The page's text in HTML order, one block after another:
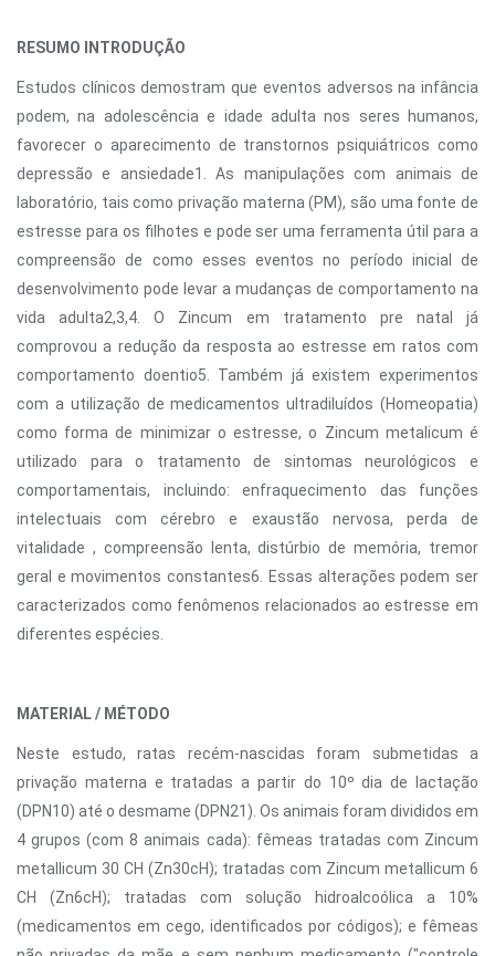
RESUMO INTRODUÇÃO
Estudos clínicos demostram que eventos adversos na infância
podem, na adolescência e idade adulta nos seres humanos,
favorecer o aparecimento de transtornos psiquiátricos como
depressão e ansiedade1. As manipulações com animais de
laboratório, tais como privação materna (PM), são uma fonte de
estresse para os filhotes e pode ser uma ferramenta útil para a
compreensão de como esses eventos no período inicial de
desenvolvimento pode levar a mudanças de comportamento na
vida adulta2,3,4. O Zincum em tratamento pre natal já
comprovou a redução da resposta ao estresse em ratos com
comportamento doentio5. Também já existem experimentos
com a utilização de medicamentos ultradiluídos (Homeopatia)
como forma de minimizar o estresse, o Zincum metalicum é
utilizado para o tratamento de sintomas neurológicos e
comportamentais, incluindo: enfraquecimento das funções
intelectuais com cérebro e exaustão nervosa, perda de
vitalidade , compreensão lenta, distúrbio de memória, tremor
geral e movimentos constantes6. Essas alterações podem ser
caracterizados como fenômenos relacionados ao estresse em
diferentes espécies.
MATERIAL / MÉTODO
Neste estudo, ratas recém-nascidas foram submetidas a
privação materna e tratadas a partir do 10º dia de lactação
(DPN10) até o desmame (DPN21). Os animais foram divididos em
4 grupos (com 8 animais cada): fêmeas tratadas com Zincum
metallicum 30 CH (Zn30cH); tratadas com Zincum metallicum 6
CH (Zn6cH); tratadas com solução hidroalcoólica a 10%
(medicamentos em cego, identificados por códigos); e fêmeas